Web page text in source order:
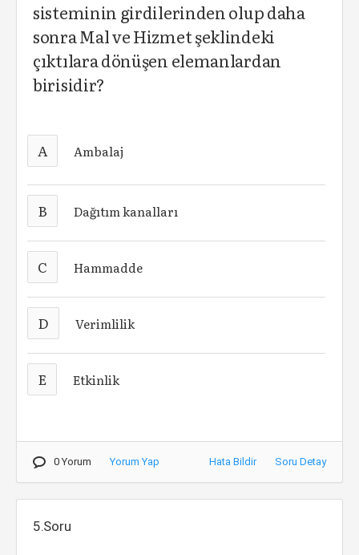
sisteminin girdilerinden olup daha
sonra Mal ve Hizmet şeklindeki
çıktılara dönüşen elemanlardan
birisidir?
A Ambalaj
B Dağıtım kanalları
C Hammadde
D Verimlilik
E Etkinlik
0 Yorum Yorum Yap Hata Bildir Soru Detay
5.Soru